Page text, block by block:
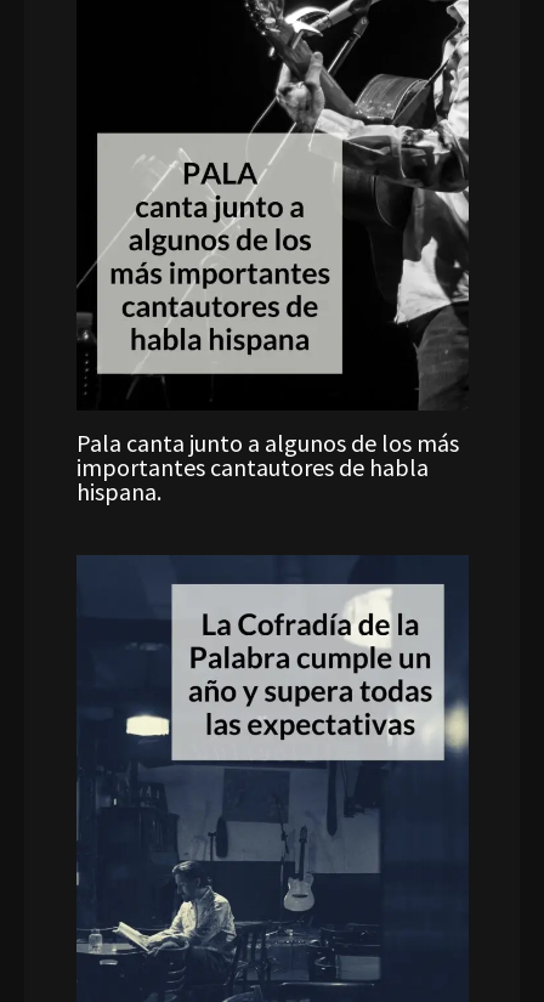
Pala canta junto a algunos de los más
importantes cantautores de habla
hispana.